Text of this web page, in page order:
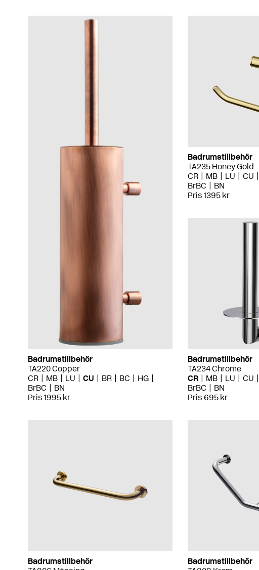
Badrumstillbehör
TA220 Copper
CR
MB LU CU BR BC
HG
BrBC
BN
Pris 1995 kr
Badrumstillbehör
TA235 Honey Gold
CR
MB LU CU
BrBC
BN
Pris 1395 kr
Badrumstillbehör
TA234 Chrome
CR
MB LU CU
BrBC
BN
Pris 695 kr
Badrumstillbehör
Badrumstillbehör